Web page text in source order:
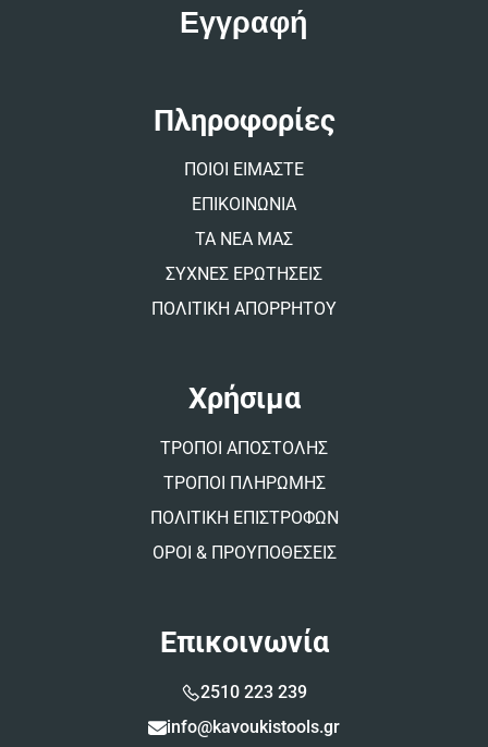
Πληροφορίες
ΠΟΙΟΙ ΕΙΜΑΣΤΕ
ΕΠΙΚΟΙΝΩΝΙΑ
ΤΑ ΝΕΑ ΜΑΣ
ΣΥΧΝΕΣ ΕΡΩΤΗΣΕΙΣ
ΠΟΛΙΤΙΚΗ ΑΠΟΡΡΗΤΟΥ
Χρήσιμα
ΤΡΟΠΟΙ ΑΠΟΣΤΟΛΗΣ
ΤΡΟΠΟΙ ΠΛΗΡΩΜΗΣ
ΠΟΛΙΤΙΚΗ ΕΠΙΣΤΡΟΦΩΝ
ΟΡΟΙ & ΠΡΟΥΠΟΘΕΣΕΙΣ
Επικοινωνία
2510 223 239
info@kavoukistools.gr